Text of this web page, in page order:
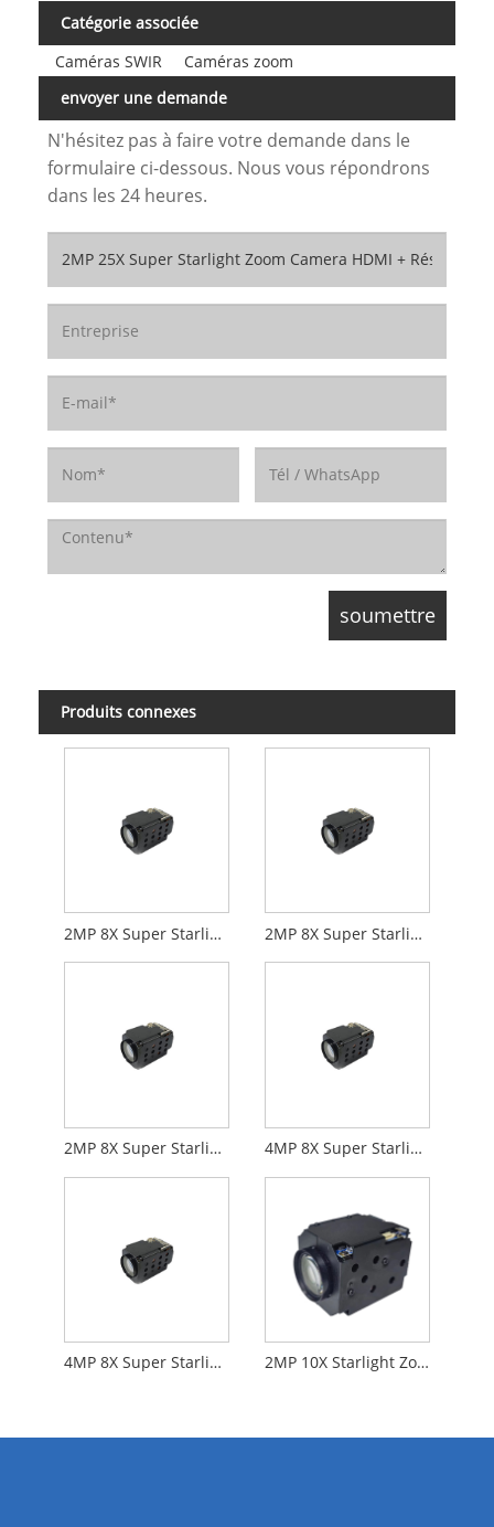
Catégorie associée
Caméras SWIR
Caméras zoom
envoyer une demande
N'hésitez pas à faire votre demande dans le
formulaire ci-dessous. Nous vous répondrons
dans les 24 heures.
Produits connexes
2MP 8X Super Starlight Zoom Camera HDMI + Réseau 2MP 8X Super Starlight Zoom Camera Digital + réseau
2MP 8X Super Starlight Zoom Camera Frame Frame Frame 4MP 8X Super Starlight Zoom Camera HDMI + Réseau
4MP 8X Super Starlight Zoom Camera Digital + réseau 2MP 10X Starlight Zoom Camera numérique